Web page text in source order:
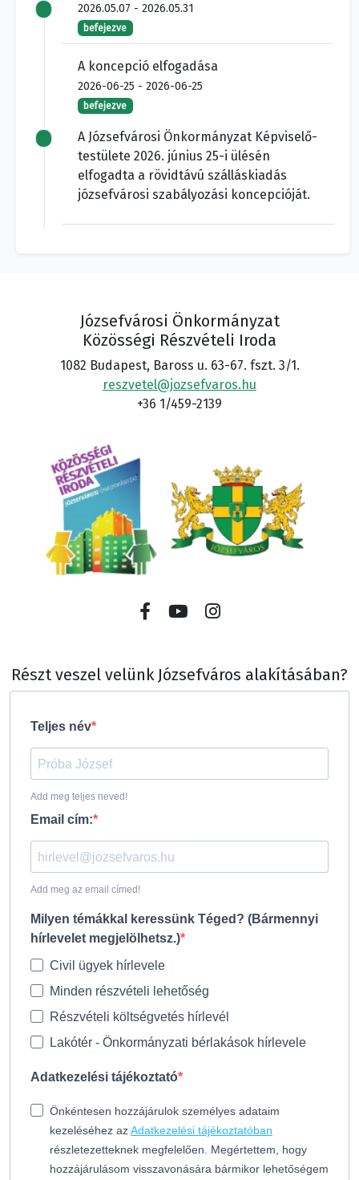
2026.05.07 - 2026.05.31
befejezve
A koncepció elfogadása
2026-06-25 - 2026-06-25
befejezve
A Józsefvárosi Önkormányzat Képviselő-
testülete 2026. június 25-i ülésén
elfogadta a rövidtávú szálláskiadás
józsefvárosi szabályozási koncepcióját.
Józsefvárosi Önkormányzat
Közösségi Részvételi Iroda
1082 Budapest, Baross u. 63-67. fszt. 3/1.
reszvetel@jozsefvaros.hu
+36 1/459-2139
Részt veszel velünk Józsefváros alakításában?
Teljes név
Add meg teljes neved!
Email cím:
Add meg az email címed!
Milyen témákkal keressünk Téged? (Bármennyi
hírlevelet megjelölhetsz.)
Civil ügyek hírlevele
Minden részvételi lehetőség
Részvételi költségvetés hírlevél
Lakótér - Önkormányzati bérlakások hírlevele
Adatkezelési tájékoztató
Önkéntesen hozzájárulok személyes adataim
kezeléséhez azAdatkezelési tájékoztatóban
részletezetteknek megfelelően. Megértettem, hogy
hozzájárulásom visszavonására bármikor lehetőségem